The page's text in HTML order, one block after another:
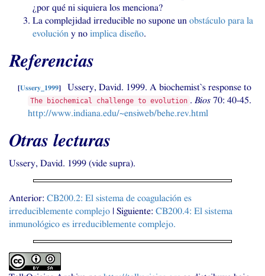
¿por qué ni siquiera los menciona?
La complejidad irreducible no supone un obstáculo para la
evolución y no implica diseño.
Referencias
[Ussery_1999] Ussery, David. 1999. A biochemist`s response to
The biochemical challenge to evolution . Bios 70: 40-45.
http://www.indiana.edu/~ensiweb/behe.rev.html
Otras lecturas
Ussery, David. 1999 (vide supra).
Anterior: CB200.2: El sistema de coagulación es
irreduciblemente complejo | Siguiente: CB200.4: El sistema
inmunológico es irreduciblemente complejo.